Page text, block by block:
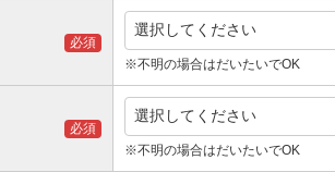
必須
選択してください
※不明の場合はだいたいでOK
必須
選択してください
※不明の場合はだいたいでOK